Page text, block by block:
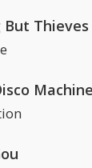
Thieves